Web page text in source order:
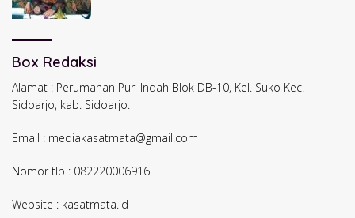
Box Redaksi
Alamat : Perumahan Puri Indah Blok DB-10, Kel. Suko Kec.
Sidoarjo, kab. Sidoarjo.
Email : mediakasatmata@gmail.com
Nomor tlp : 082220006916
Website : kasatmata.id